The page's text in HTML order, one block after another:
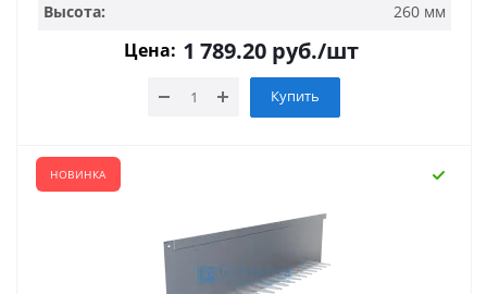
Высота:
260 мм
Цена: 1 789.20руб./шт
Купить
НОВИНКА